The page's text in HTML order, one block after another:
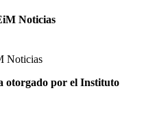
Noticias
Noticias
otorgado por el Instituto